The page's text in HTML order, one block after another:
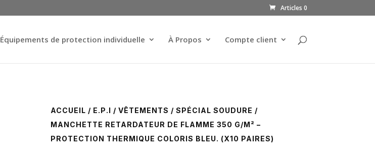
Articles 0
Équipements de protection individuelle À Propos Compte client
ACCUEIL / E.P.I / VÊTEMENTS / SPÉCIAL SOUDURE /
MANCHETTE RETARDATEUR DE FLAMME 350 G/M² –
PROTECTION THERMIQUE COLORIS BLEU. (X10 PAIRES)